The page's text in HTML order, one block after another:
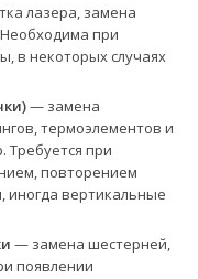
лазера, замена
при
в некоторых случаях
— замена
термоэлементов и
Требуется при
повторением
иногда вертикальные
— замена шестерней,
появлении